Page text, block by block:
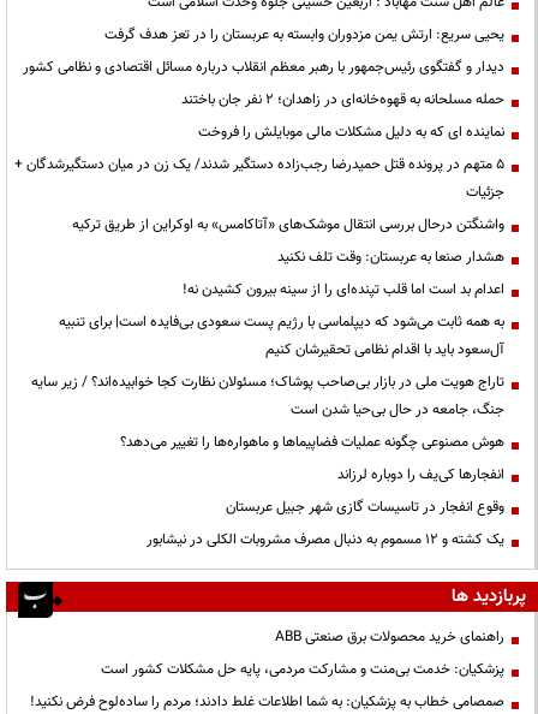
یحیی سریع: ارتش یمن مزدوران وابسته به عربستان را در تعز هدف گرفت
دیدار و گفتگوی رئیس‌جمهور با رهبر معظم انقلاب درباره مسائل اقتصادی و نظامی کشور
حمله مسلحانه به قهوه‌خانه‌ای در زاهدان؛ ۲ نفر جان باختند
نماینده ای که به دلیل مشکلات مالی موبایلش را فروخت
۵ متهم در پرونده قتل حمیدرضا رجب‌زاده دستگیر شدند/ یک زن در میان دستگیرشدگان +
جزئیات
واشنگتن درحال بررسی انتقال موشک‌های «آتاکامس» به اوکراین از طریق ترکیه
هشدار صنعا به عربستان: وقت تلف نکنید
اعدام بد است اما قلب تپنده‌ای را از سینه بیرون کشیدن نه!
به همه ثابت می‌شود که دیپلماسی با رژیم پست سعودی بی‌فایده است| برای تنبیه
آل‌سعود باید با اقدام نظامی تحقیرشان کنیم
تاراج هویت ملی در بازار بی‌صاحب پوشاک؛ مسئولان نظارت کجا خوابیده‌اند؟ / زیر سایه
جنگ، جامعه در حال بی‌حیا شدن است
هوش مصنوعی چگونه عملیات فضاپیماها و ماهواره‌ها را تغییر می‌دهد؟
انفجارها کی‌یف را دوباره لرزاند
وقوع انفجار در تاسیسات گازی شهر جبیل عربستان
یک کشته و ۱۲ مسموم به دنبال مصرف مشروبات الکلی در نیشابور
پربازدید ها
راهنمای خرید محصولات برق صنعتی ABB
پزشکیان: خدمت بی‌منت و مشارکت مردمی، پایه حل مشکلات کشور است
صمصامی خطاب به پزشکیان: به شما اطلاعات غلط دادند؛ مردم را ساده‌لوح فرض نکنید!